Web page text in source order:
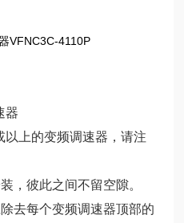
器
上的变频调速器，请注
，彼此之间不留空隙。
去每个变频调速器顶部的